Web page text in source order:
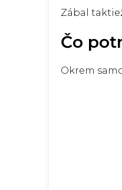
Zábal
Čo
Okrem